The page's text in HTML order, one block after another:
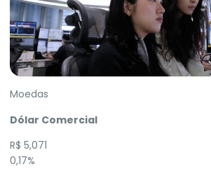
Moedas
Dólar Comercial
R$ 5,071
0,17%